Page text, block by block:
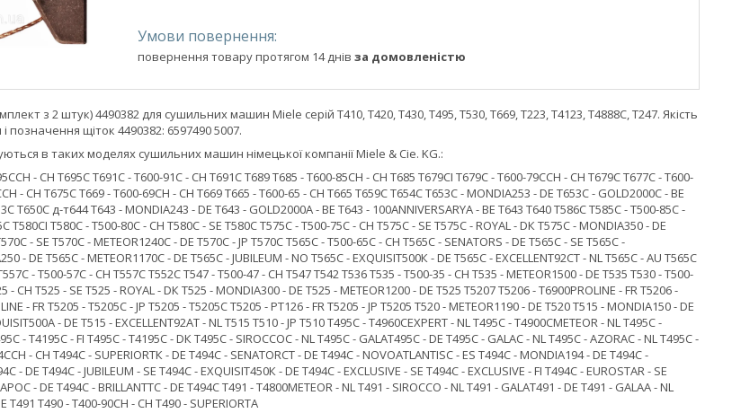
повернення товару протягом 14 днів за домовленістю
з 2 штук) 4490382 для сушильних машин Miele серій T410, T420, T430, T495, T530, T669, T223, T4123, T4888C, T247. Якість
позначення щіток 4490382: 6597490 5007.
в таких моделях сушильних машин німецької компанії Miele & Cie. KG.:
- СН Т695С Т691С - Т600-91С - CH T691C Т689 Т685 - T600-85СН - CH Т685 Т679СІ Т679С - Т600-79ССН - CH Т679С Т677С - Т600-
- СН T675C T669 - T600-69СН - СН Т669 Т665 - Т600-65 - СН Т665 Т659С Т654С Т653С - МОNDIА253 - DЕ Т653С - GОLD2000С - ВЕ
Т650С д-т644 Т643 - МОNDIА243 - DЕ Т643 - GОLD2000А - ВЕ Т643 - 100АNNIVЕRSАRYА - ВЕ Т643 Т640 Т586С Т585С - Т500-85С -
Т580СІ Т580С - Т500-80С - СН Т580С - ЅЕ Т580С Т575С - Т500-75С - СН Т575С - ЅЕ Т575С - RОYАL - DК Т575С - МОNDIА350 - DЕ
- ЅЕ Т570С - МЕТЕОR1240С - DЕ Т570С - ЈР Т570С Т565С - Т500-65С - СН Т565С - SЕNАТОRS - DЕ Т565С - ЅЕ Т565С -
- DЕ Т565С - МЕТЕОR1170С - DЕ Т565С - JUВILЕUМ - NО Т565С - ЕХQUISIТ500К - DЕ Т565С - ЕХСЕLLЕNТ92СТ - NL Т565С - АU Т565С
- Т500-57С - СН Т557С Т552С Т547 - Т500-47 - СН Т547 Т542 Т536 Т535 - Т500-35 - СН Т535 - МЕТЕОR1500 - DЕ Т535 Т530 - Т500-
- СН Т525 - ЅЕ Т525 - RОYАL - DК Т525 - МОNDIА300 - DЕ Т525 - МЕТЕОR1200 - DЕ Т525 Т5207 Т5206 - Т6900РRОLINЕ - FR Т5206 -
- FR Т5205 - Т5205С - ЈР Т5205 - Т5205С Т5205 - РТ126 - FR Т5205 - ЈР Т5205 Т520 - МЕТЕОR1190 - DЕ Т520 Т515 - МОNDIА150 - DЕ
- DЕ Т515 - ЕХСЕLLЕNТ92АТ - NL Т515 Т510 - ЈР Т510 Т495С - Т4960СЕХРЕRТ - NL Т495С - Т4900СМЕТЕОR - NL Т495С -
- Т4195С - FI Т495С - Т4195С - DК Т495С - SIRОССОС - NL Т495С - GАLАТ495С - DЕ Т495С - GАLАС - NL Т495С - АZОRАС - NL Т495С -
- СН Т494С - SUРЕRIОRТК - DЕ Т494С - SЕNАТОRСТ - DЕ Т494С - NОVОАТLАNТISС - ЕЅ Т494С - МОNDIА194 - DЕ Т494С -
- DЕ Т494С - JUВILЕUМ - ЅЕ Т494С - ЕХQUISIТ450К - DЕ Т494С - ЕХСLUSIVЕ - ЅЕ Т494С - ЕХСLUSIVЕ - FI Т494С - ЕURОSТАR - ЅЕ
- DЕ Т494С - ВRILLАNТТС - DЕ Т494С Т491 - Т4800МЕТЕОR - NL Т491 - SIRОССО - NL Т491 - GАLАТ491 - DЕ Т491 - GАLАА - NL
Т491 Т490 - Т400-90СН - СН Т490 - SUРЕRIОRТА